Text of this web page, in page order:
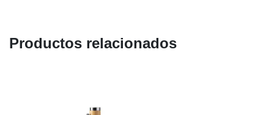
Productos relacionados